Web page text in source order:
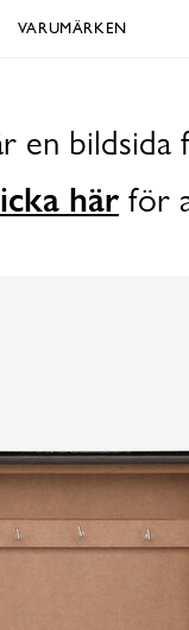
VARUMÄRKEN
en bildsida
här för